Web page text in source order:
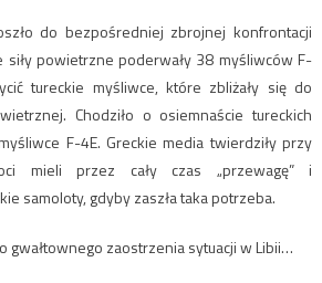
do bezpośredniej zbrojnej konfrontacji
siły powietrzne poderwały 38 myśliwców F-
tureckie myśliwce, które zbliżały się do
Chodziło o osiemnaście tureckich
F-4E. Greckie media twierdziły przy
mieli przez cały czas „przewagę” i
samoloty, gdyby zaszła taka potrzeba.
gwałtownego zaostrzenia sytuacji w Libii…